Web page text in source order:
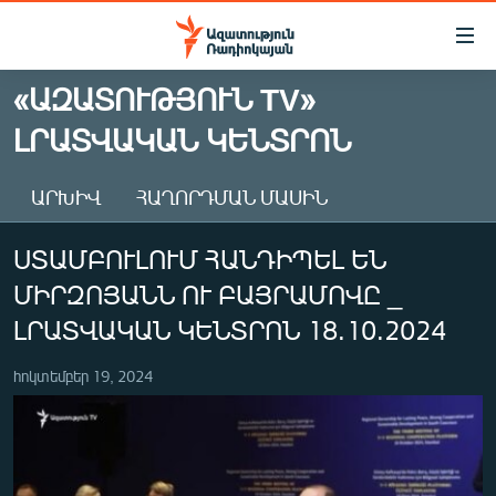
Մատչելիության
Անցնել
հիմնական
բովանդակությանը
հիմնական
ԱԶԱՏՈՒԹՅՈՒՆ TV
ՀԱՅԱՍՏԱՆ
ՔԱՂԱՔԱԿԱՆ
ԻՐԱՎՈՒՆՔ
ՂԱՐԱԲԱՂ
ՊԱՏԵՐԱԶՄԻ 6 ՇԱԲԱԹՆԵՐԸ
«ԱԶԱՏՈՒԹՅՈՒՆ TV»
ԼՐԱՏՎԱԿԱՆ ԿԵՆՏՐՈՆ
ԱՐԽԻՎ ՀԱՂՈՐԴՄԱՆ ՄԱՍԻՆ
ՍՏԱՄԲՈՒԼՈՒՄ ՀԱՆԴԻՊԵԼ ԵՆ
ՄԻՐԶՈՅԱՆՆ ՈՒ ԲԱՅՐԱՄՈՎԸ _
ԼՐԱՏՎԱԿԱՆ ԿԵՆՏՐՈՆ 18.10.2024
հոկտեմբեր 19, 2024